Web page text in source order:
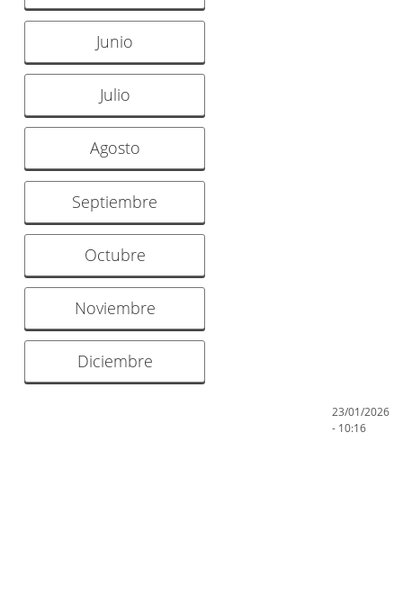
Junio
Julio
Agosto
Septiembre
Octubre
Noviembre
Diciembre
23/01/2026
- 10:16